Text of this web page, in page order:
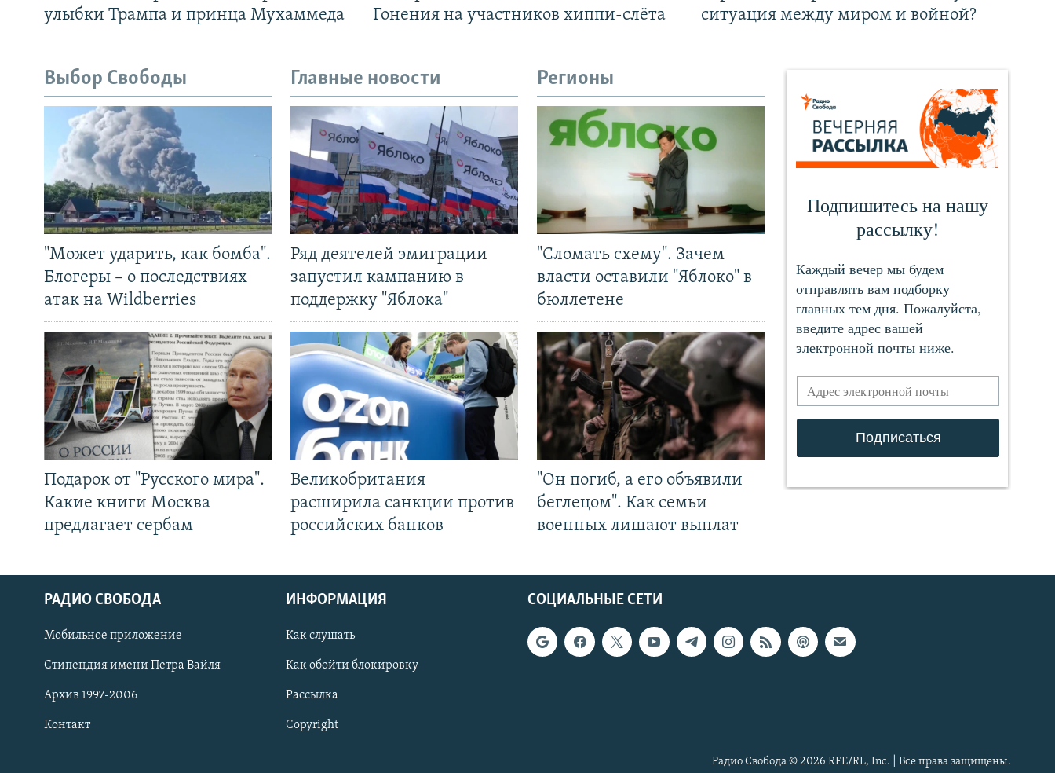
СОЦИАЛЬНЫЕ СЕТИ
улыбки Трампа и принца Мухаммеда
Гонения на участников хиппи-слёта
ситуация между миром и войной?
Выбор Свободы
"Может ударить, как бомба".
Блогеры – о последствиях
атак на Wildberries
Подарок от "Русского мира".
Какие книги Москва
предлагает сербам
Главные новости
Ряд деятелей эмиграции
запустил кампанию в
поддержку "Яблока"
Великобритания
расширила санкции против
российских банков
Регионы
"Сломать схему". Зачем
власти оставили "Яблоко" в
бюллетене
"Он погиб, а его объявили
беглецом". Как семьи
военных лишают выплат
СОЦИАЛЬНЫЕ СЕТИ
РАДИО СВОБОДА
Мобильное приложение
Стипендия имени Петра Вайля
Архив 1997-2006
Контакт
ИНФОРМАЦИЯ
Как слушать
Как обойти блокировку
Рассылка
Copyright
Радио Свобода © 2026 RFE/RL, Inc. | Все права защищены.